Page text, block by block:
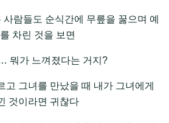
람들도 순식간에 무릎을 꿇으며 예
차린 것을 보면
뭐가 느껴졌다는 거지?
고 그녀를 만났을 때 내가 그녀에게
것이라면 귀찮다